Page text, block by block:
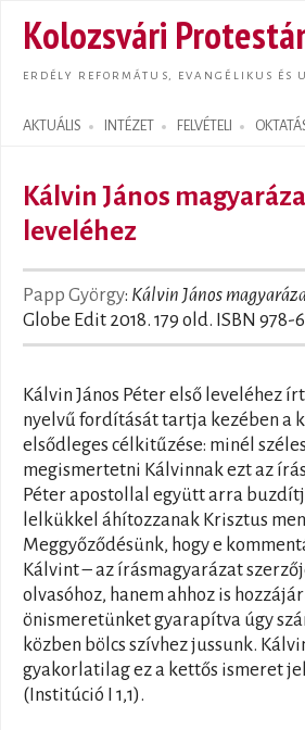
Kolozsvári
ERDÉLY REFORMÁTUS, EVANGÉLIKUS ÉS
AKTUÁLIS INTÉZET FELVÉTELI
Search form
Kálvin János
leveléhez
Papp György: Kálvin János
Globe Edit 2018. 179 old. ISBN 978-
Kálvin János Péter első leveléhez
nyelvű fordítását tartja kezében a
elsődleges célkitűzése: minél
megismertetni Kálvinnak ezt az
Péter apostollal együtt arra
lelkükkel áhítozzanak Krisztus
Meggyőződésünk, hogy e
Kálvint – az írásmagyarázat
olvasóhoz, hanem ahhoz is
önismeretünket gyarapítva úgy
közben bölcs szívhez jussunk.
gyakorlatilag ez a kettős ismeret
(Institúció I 1,1).